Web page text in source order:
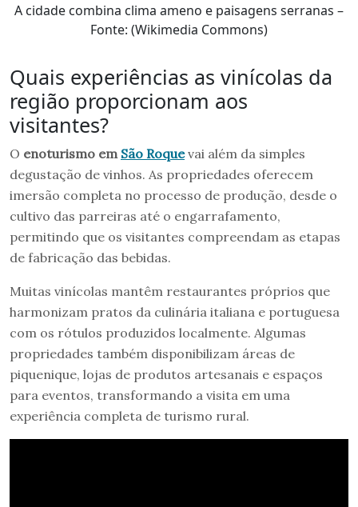
A cidade combina clima ameno e paisagens serranas –
Fonte: (Wikimedia Commons)
Quais experiências as vinícolas da
região proporcionam aos
visitantes?
O enoturismo em São Roquevai além da simples
degustação de vinhos. As propriedades oferecem
imersão completa no processo de produção, desde o
cultivo das parreiras até o engarrafamento,
permitindo que os visitantes compreendam as etapas
de fabricação das bebidas.
Muitas vinícolas mantêm restaurantes próprios que
harmonizam pratos da culinária italiana e portuguesa
com os rótulos produzidos localmente. Algumas
propriedades também disponibilizam áreas de
piquenique, lojas de produtos artesanais e espaços
para eventos, transformando a visita em uma
experiência completa de turismo rural.